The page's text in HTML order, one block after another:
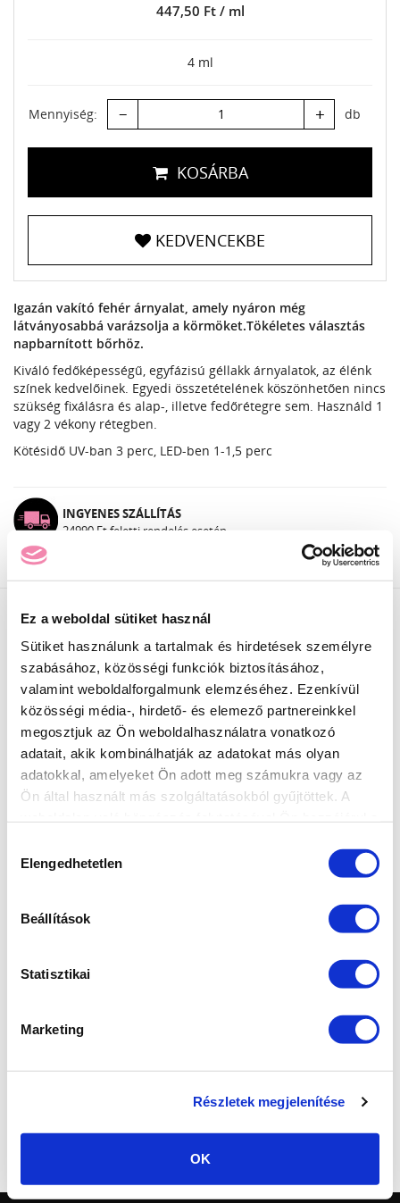
Ez a weboldal sütiket használ
Sütiket használunk a tartalmak és hirdetések személyre
szabásához, közösségi funkciók biztosításához,
valamint weboldalforgalmunk elemzéséhez. Ezenkívül
közösségi média-, hirdető- és elemező partnereinkkel
megosztjuk az Ön weboldalhasználatra vonatkozó
adatait, akik kombinálhatják az adatokat más olyan
adatokkal, amelyeket Ön adott meg számukra vagy az
Ön által használt más szolgáltatásokból gyűjtöttek. A
kiválasztása
Elengedhetetlen
Beállítások
Statisztikai
Marketing
Részletek megjelenítése
OK
447,50 Ft / ml
4 ml
Mennyiség: – + db
KOSÁRBA
KEDVENCEKBE
Igazán vakító fehér árnyalat, amely nyáron még
látványosabbá varázsolja a körmöket.Tökéletes választás
napbarnított bőrhöz.
Kiváló fedőképességű, egyfázisú géllakk árnyalatok, az élénk
színek kedvelőinek. Egyedi összetételének köszönhetően nincs
szükség fixálásra és alap-, illetve fedőrétegre sem. Használd 1
vagy 2 vékony rétegben.
Kötésidő UV-ban 3 perc, LED-ben 1-1,5 perc
INGYENES SZÁLLÍTÁS
24990 Ft feletti rendelés esetén
MARILYNAILS, A ZSELÉ SPECIALISTA: Modern és
megbízható zselék és gél lakkok azoknak a
körmös szakembereknek,
akik kedvező ár mellett szeretnének minőségi
szolgáltatást nyújtani.
HŰSÉGPROGRAM